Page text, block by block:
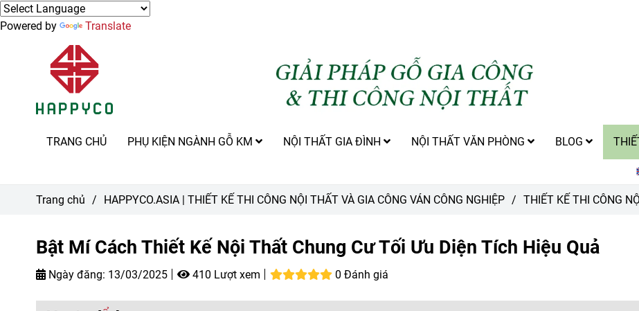
Powered by Translate
TRANG CHỦ PHỤ KIỆN NGÀNH GỖ KM NỘI THẤT GIA ĐÌNH NỘI THẤT VĂN PHÒNG BLOG
Trang chủ / HAPPYCO.ASIA | THIẾT KẾ THI CÔNG NỘI THẤT VÀ GIA CÔNG VÁN CÔNG NGHIỆP / THIẾT KẾ THI CÔNG
Bật Mí Cách Thiết Kế Nội Thất Chung Cư Tối Ưu Diện Tích Hiệu Quả
Ngày đăng: 13/03/2025 410 Lượt xem 0 Đánh giá